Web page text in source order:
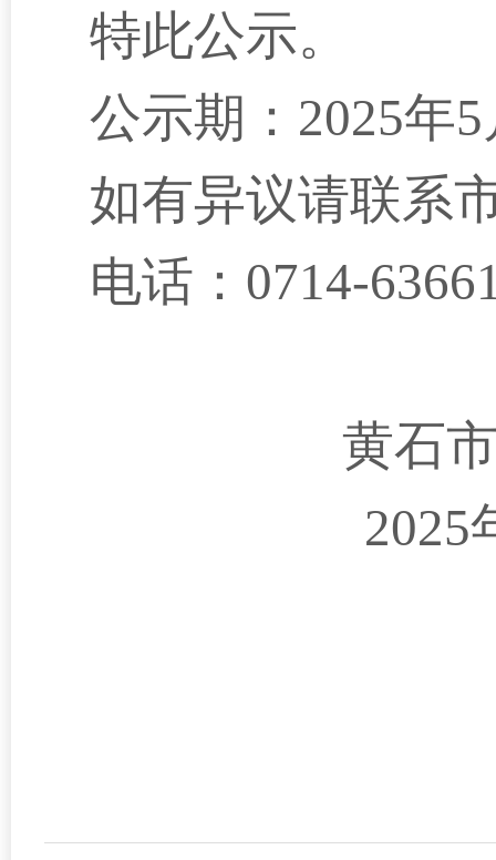
特此公示。
公示期：2025年5
如有异议请联系
电话：0714-
黄石
2025